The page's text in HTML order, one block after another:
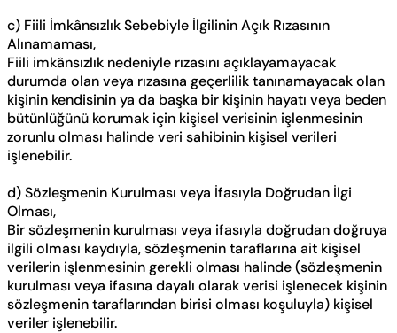
c) Fiili İmkânsızlık Sebebiyle İlgilinin Açık Rızasının
Alınamaması,
Fiili imkânsızlık nedeniyle rızasını açıklayamayacak
durumda olan veya rızasına geçerlilik tanınamayacak olan
kişinin kendisinin ya da başka bir kişinin hayatı veya beden
bütünlüğünü korumak için kişisel verisinin işlenmesinin
zorunlu olması halinde veri sahibinin kişisel verileri
işlenebilir.
d) Sözleşmenin Kurulması veya İfasıyla Doğrudan İlgi
Olması,
Bir sözleşmenin kurulması veya ifasıyla doğrudan doğruya
ilgili olması kaydıyla, sözleşmenin taraflarına ait kişisel
verilerin işlenmesinin gerekli olması halinde (sözleşmenin
kurulması veya ifasına dayalı olarak verisi işlenecek kişinin
sözleşmenin taraflarından birisi olması koşuluyla) kişisel
veriler işlenebilir.